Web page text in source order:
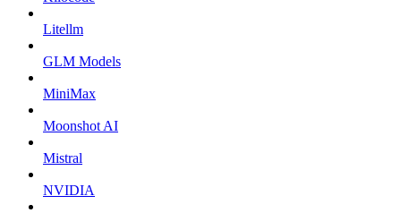
Litellm
GLM Models
MiniMax
Moonshot AI
Mistral
NVIDIA